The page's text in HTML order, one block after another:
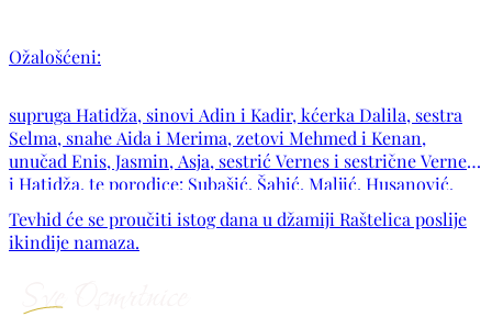
Ožalošćeni:
supruga Hatidža, sinovi Adin i Kadir, kćerka Dalila, sestra
Selma, snahe Aida i Merima, zetovi Mehmed i Kenan,
unučad Enis, Jasmin, Asja, sestrić Vernes i sestrične Vernesa
i Hatidža, te porodice: Subašić, Šahić, Maljić, Husanović,
Kasum, Hasanović, Topalović, Dedović, Sloboda, Kabulović,
Kazić, kao i ostala mnogobrojna rodbina, komšije i
prijatelji.
Tevhid će se proučiti istog dana u džamiji Raštelica poslije
ikindije namaza.